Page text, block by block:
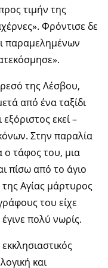
τιμήν της
Φρόντισε δε
παραμελημένων
της Λέσβου,
από ένα ταξίδι
εκεί –
Στην παραλία
ο τάφος του, μια
πίσω από το άγιο
Αγίας μάρτυρος
του είχε
πολύ νωρίς.
και